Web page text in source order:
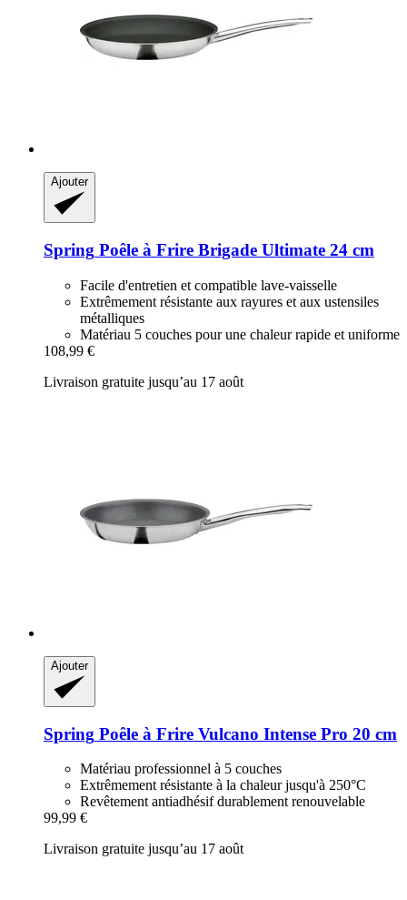
Ajouter
Spring Poêle à Frire Brigade Ultimate 24 cm
Facile d'entretien et compatible lave-vaisselle
Extrêmement résistante aux rayures et aux ustensiles
métalliques
Matériau 5 couches pour une chaleur rapide et uniforme
108,99 €
Livraison gratuite jusqu’au 17 août
Ajouter
Spring Poêle à Frire Vulcano Intense Pro 20 cm
Matériau professionnel à 5 couches
Extrêmement résistante à la chaleur jusqu'à 250°C
Revêtement antiadhésif durablement renouvelable
99,99 €
Livraison gratuite jusqu’au 17 août